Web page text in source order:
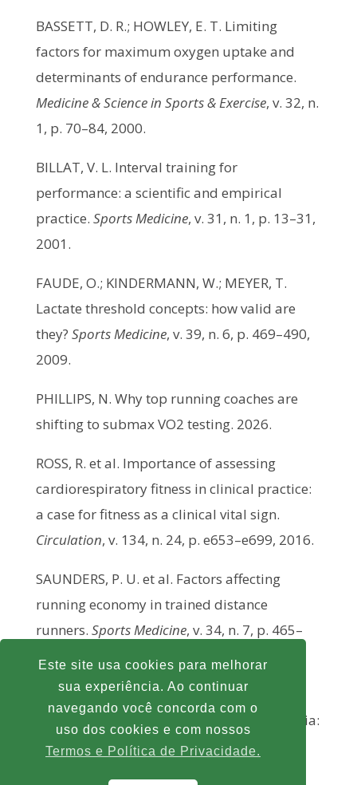
BASSETT, D. R.; HOWLEY, E. T. Limiting
factors for maximum oxygen uptake and
determinants of endurance performance.
Medicine & Science in Sports & Exercise, v. 32, n.
1, p. 70–84, 2000.
BILLAT, V. L. Interval training for
performance: a scientific and empirical
practice. Sports Medicine, v. 31, n. 1, p. 13–31,
2001.
FAUDE, O.; KINDERMANN, W.; MEYER, T.
Lactate threshold concepts: how valid are
they? Sports Medicine, v. 39, n. 6, p. 469–490,
2009.
PHILLIPS, N. Why top running coaches are
shifting to submax VO2 testing. 2026.
ROSS, R. et al. Importance of assessing
cardiorespiratory fitness in clinical practice:
a case for fitness as a clinical vital sign.
Circulation, v. 134, n. 24, p. e653–e699, 2016.
SAUNDERS, P. U. et al. Factors affecting
running economy in trained distance
runners. Sports Medicine, v. 34, n. 7, p. 465–
485, 2004.
WASSERMAN, K. et al.Principles of Exercise
Testing and Interpretation
. 5. ed. Philadelphia:
Lippincott Williams & Wilkins, 2012.
Este site usa cookies para melhorar
sua experiência. Ao continuar
navegando você concorda com o
uso dos cookies e com nossos
Termos e Política de Privacidade.